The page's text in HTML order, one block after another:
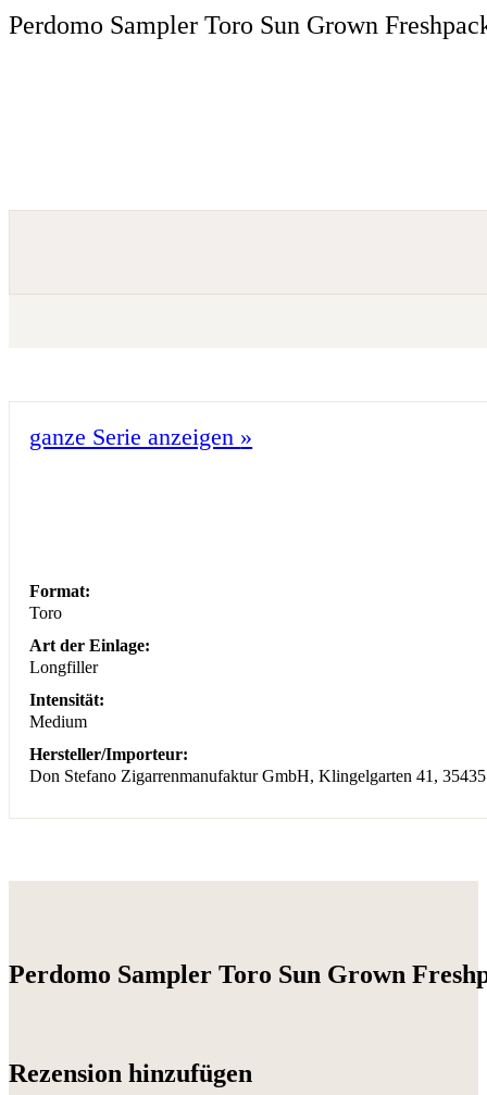
Perdomo Sampler Toro Sun Grown
ganze Serie anzeigen »
Format:
Toro
Art der Einlage:
Longfiller
Intensität:
Medium
Hersteller/Importeur:
Don Stefano Zigarrenmanufaktur GmbH, Klingelgarten 41,
Perdomo Sampler Toro Sun Grown
Rezension hinzufügen